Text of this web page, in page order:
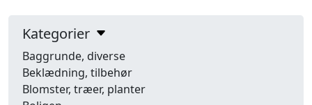
Kategorier
Baggrunde, diverse
Beklædning, tilbehør
Blomster, træer, planter